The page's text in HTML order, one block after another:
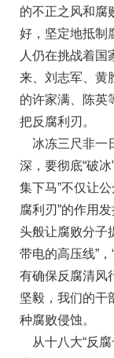
的不正之风和腐
好，坚定地抵制
人仍在挑战着国
来、刘志军、黄
的许家满、陈英
把反腐利刃。
冰冻三尺非一
深，要彻底“破
集下马”不仅让
腐利刃”的作用
头般让腐败分子
带电的高压线”
有确保反腐清风
坚毅，我们的干
种腐败侵蚀。
从十八大“反腐